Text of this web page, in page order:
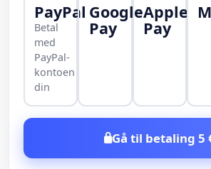
PayPal
Betal
med
PayPal-
kontoen
din
Google
Pay
Apple
Pay
Gå til betaling 5